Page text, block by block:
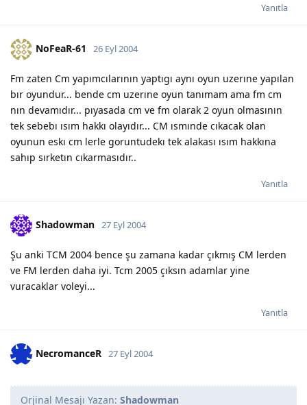
Yanıtla
NoFeaR-61 26 Eyl 2004
Fm zaten Cm yapımcılarının yaptıgı aynı oyun uzerıne yapılan
bır oyundur... bende cm uzerıne oyun tanımam ama fm cm
nın devamıdır... pıyasada cm ve fm olarak 2 oyun olmasının
tek sebebı ısım hakkı olayıdır... CM ısmınde cıkacak olan
oyunun eskı cm lerle goruntudekı tek alakası ısım hakkına
sahıp sırketın cıkarmasıdır..
Yanıtla
Shadowman 27 Eyl 2004
Şu anki TCM 2004 bence şu zamana kadar çıkmış CM lerden
ve FM lerden daha iyi. Tcm 2005 çıksın adamlar yine
vuracaklar voleyi...
Yanıtla
NecromanceR 27 Eyl 2004
Orjinal Mesajı Yazan: Shadowman